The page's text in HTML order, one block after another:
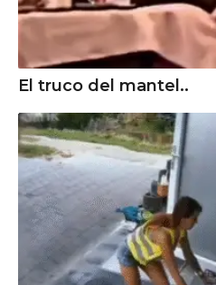
El truco del mantel..